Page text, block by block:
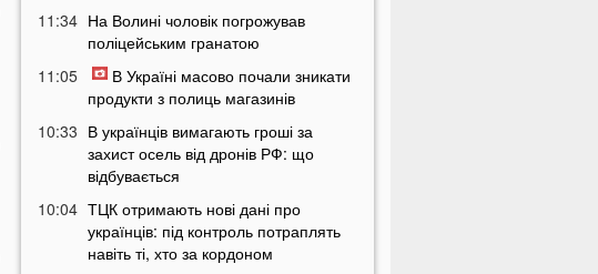
11:34 На Волині чоловік погрожував
поліцейським гранатою
11:05
В Україні масово почали зникати
продукти з полиць магазинів
10:33 В українців вимагають гроші за
захист осель від дронів РФ: що
відбувається
10:04 ТЦК отримають нові дані про
українців: під контроль потраплять
навіть ті, хто за кордоном